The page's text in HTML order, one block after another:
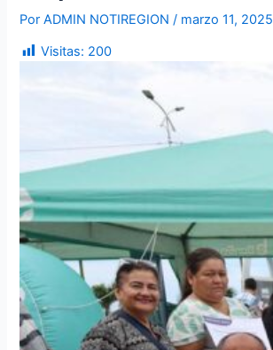
PorADMIN NOTIREGION/ marzo 11, 2025
Visitas: 200